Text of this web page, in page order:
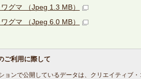
グマ （Jpeg 1.3 MB）
グマ （Jpeg 6.0 MB）
ご利用に際して
ョンで公開しているデータは、クリエイティブ